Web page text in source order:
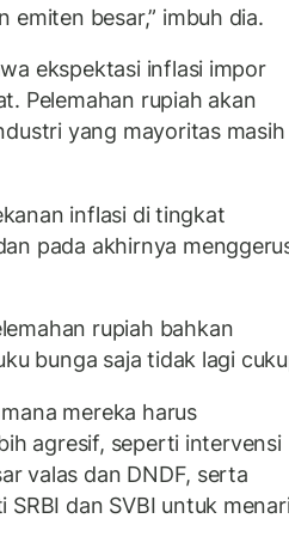
besar,” imbuh dia.
ekspektasi inflasi impor
Pelemahan rupiah akan
yang mayoritas masih
inflasi di tingkat
pada akhirnya
rupiah bahkan
bunga saja tidak lagi
mereka harus
agresif, seperti intervensi
valas dan DNDF, serta
dan SVBI untuk